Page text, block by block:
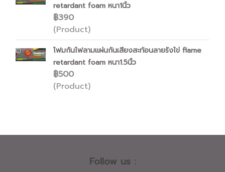
retardant foam หนา1นิ้ว
฿390
(Product)
โฟมกันไฟลามแผ่นกันเสียงสะท้อนลายรังไข่ flame
retardant foam หนา1.5นิ้ว
฿500
(Product)
Follow us :